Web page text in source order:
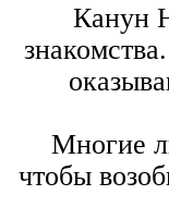
Канун
Многие
чтобы